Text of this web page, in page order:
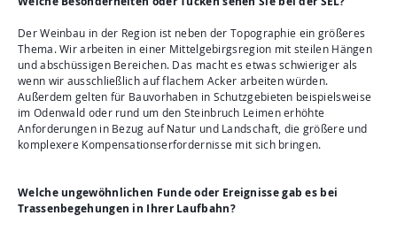
Der Weinbau in der Region ist neben der Topographie ein größeres
Thema. Wir arbeiten in einer Mittelgebirgsregion mit steilen Hängen
und abschüssigen Bereichen. Das macht es etwas schwieriger als
wenn wir ausschließlich auf flachem Acker arbeiten würden.
Außerdem gelten für Bauvorhaben in Schutzgebieten beispielsweise
im Odenwald oder rund um den Steinbruch Leimen erhöhte
Anforderungen in Bezug auf Natur und Landschaft, die größere und
komplexere Kompensationserfordernisse mit sich bringen.
Welche ungewöhnlichen Funde oder Ereignisse gab es bei
Trassenbegehungen in Ihrer Laufbahn?